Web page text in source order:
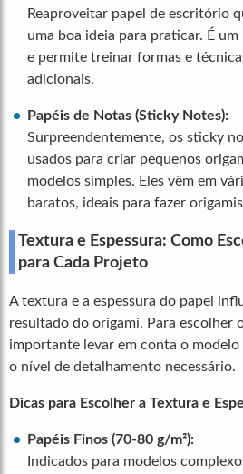
Reaproveitar papel de escritório
uma boa ideia para praticar. É
e permite treinar formas e
adicionais.
Papéis de Notas (Sticky Notes):
Surpreendentemente, os sticky
usados para criar pequenos
modelos simples. Eles vêm em
baratos, ideais para fazer
Textura e Espessura: Como
para Cada Projeto
A textura e a espessura do papel
resultado do origami. Para escolher
importante levar em conta o modelo
o nível de detalhamento necessário.
Dicas para Escolher a Textura e
Papéis Finos (70-80 g/m²):
Indicados para modelos